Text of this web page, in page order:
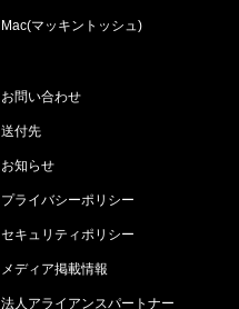
Mac(マッキントッシュ)
お問い合わせ
送付先
お知らせ
プライバシーポリシー
セキュリティポリシー
メディア掲載情報
法人アライアンスパートナー